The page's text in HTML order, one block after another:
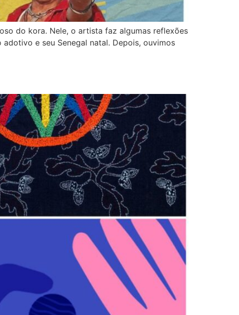
do kora. Nele, o artista faz algumas reflexões
e seu Senegal natal. Depois, ouvimos